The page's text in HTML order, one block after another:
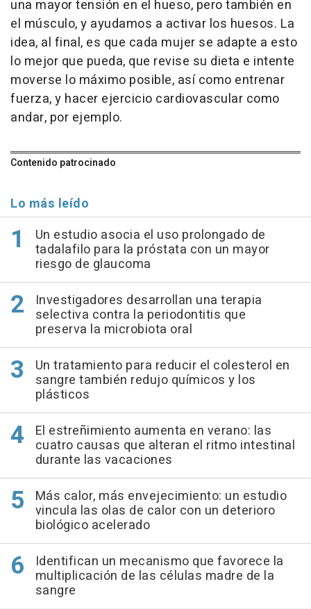
una mayor tensión en el hueso, pero también en
el músculo, y ayudamos a activar los huesos. La
idea, al final, es que cada mujer se adapte a esto
lo mejor que pueda, que revise su dieta e intente
moverse lo máximo posible, así como entrenar
fuerza, y hacer ejercicio cardiovascular como
andar, por ejemplo.
Contenido patrocinado
Lo más leído
Un estudio asocia el uso prolongado de
tadalafilo para la próstata con un mayor
riesgo de glaucoma
Investigadores desarrollan una terapia
selectiva contra la periodontitis que
preserva la microbiota oral
Un tratamiento para reducir el colesterol en
sangre también redujo químicos y los
plásticos
El estreñimiento aumenta en verano: las
cuatro causas que alteran el ritmo intestinal
durante las vacaciones
Más calor, más envejecimiento: un estudio
vincula las olas de calor con un deterioro
biológico acelerado
Identifican un mecanismo que favorece la
multiplicación de las células madre de la
sangre